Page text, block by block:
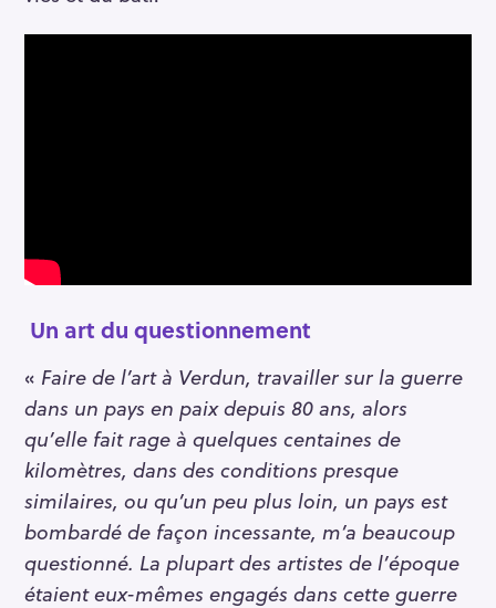
Un art du questionnement
« Faire de l’art à Verdun, travailler sur la guerre
dans un pays en paix depuis 80 ans, alors
qu’elle fait rage à quelques centaines de
kilomètres, dans des conditions presque
similaires, ou qu’un peu plus loin, un pays est
bombardé de façon incessante, m’a beaucoup
questionné. La plupart des artistes de l’époque
étaient eux-mêmes engagés dans cette guerre